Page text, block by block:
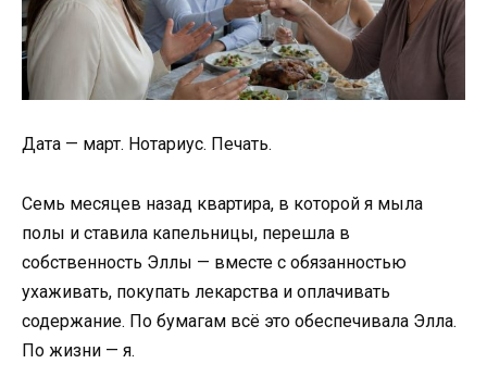
Дата — март. Нотариус. Печать.
Семь месяцев назад квартира, в которой я мыла
полы и ставила капельницы, перешла в
собственность Эллы — вместе с обязанностью
ухаживать, покупать лекарства и оплачивать
содержание. По бумагам всё это обеспечивала Элла.
По жизни — я.